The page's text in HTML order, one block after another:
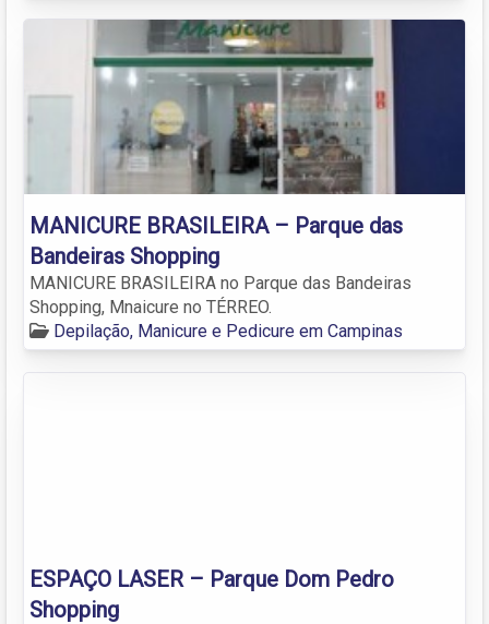
MANICURE BRASILEIRA – Parque das
Bandeiras Shopping
MANICURE BRASILEIRA no Parque das Bandeiras
Shopping, Mnaicure no TÉRREO.
Depilação, Manicure e Pedicure em Campinas
ESPAÇO LASER – Parque Dom Pedro
Shopping